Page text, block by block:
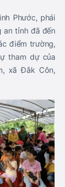
Phước, phái
an tỉnh đã đến
điểm trường,
tham dự của
xã Đắk Côn,